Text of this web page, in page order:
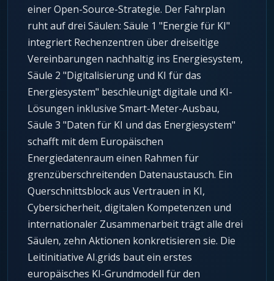
einer Open-Source-Strategie. Der Fahrplan
ruht auf drei Säulen: Säule 1 "Energie für KI"
integriert Rechenzentren über dreiseitige
Vereinbarungen nachhaltig ins Energiesystem,
Säule 2 "Digitalisierung und KI für das
Energiesystem" beschleunigt digitale und KI-
Lösungen inklusive Smart-Meter-Ausbau,
Säule 3 "Daten für KI und das Energiesystem"
schafft mit dem Europäischen
Energiedatenraum einen Rahmen für
grenzüberschreitenden Datenaustausch. Ein
Querschnittsblock aus Vertrauen in KI,
Cybersicherheit, digitalen Kompetenzen und
internationaler Zusammenarbeit trägt alle drei
Säulen, zehn Aktionen konkretisieren sie. Die
Leitinitiative AI.grids baut ein erstes
europäisches KI-Grundmodell für den